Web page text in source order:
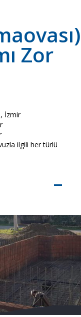
Zor
İzmir
ilgili her türlü
–